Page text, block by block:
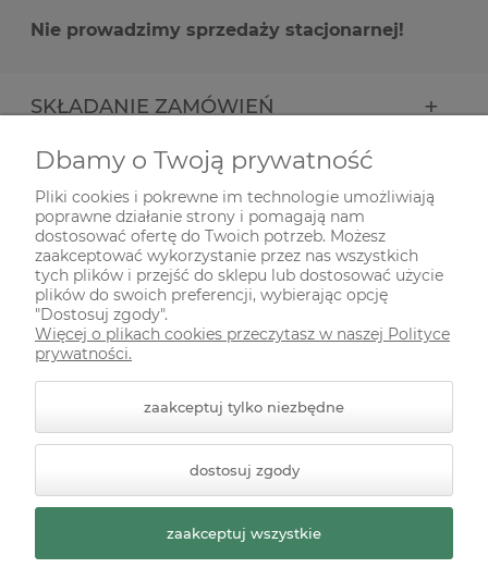
Nie prowadzimy sprzedaży stacjonarnej!
SKŁADANIE ZAMÓWIEŃ
INFORMACJE
ODWIEDŹ NAS NA
Styl graficzny ShopGadget.pl
Sklep internetowy Shoper
Premium
Dbamy o Twoją prywatność
Pliki cookies i pokrewne im technologie umożliwiają
poprawne działanie strony i pomagają nam
dostosować ofertę do Twoich potrzeb. Możesz
zaakceptować wykorzystanie przez nas wszystkich
tych plików i przejść do sklepu lub dostosować użycie
plików do swoich preferencji, wybierając opcję
"Dostosuj zgody".
Więcej o plikach cookies przeczytasz w naszej Polityce
prywatności.
zaakceptuj tylko niezbędne
dostosuj zgody
zaakceptuj wszystkie